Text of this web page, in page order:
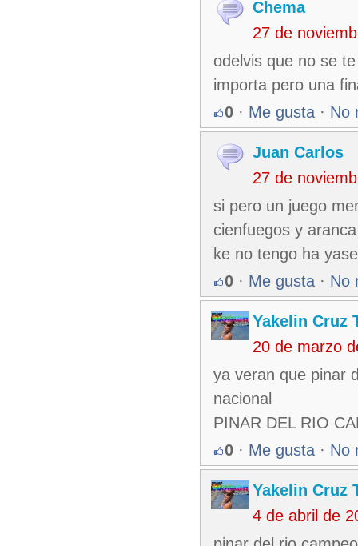
Chema
27 de
odelvis que no se
importa pero una
0 · Me gusta · No
Juan Carlos
27 de
si pero un juego
cienfuegos y
ke no tengo ha
0 · Me gusta · No
Yakelin Cruz
20 de marzo
ya veran que pinar
nacional
PINAR DEL RIO
0 · Me gusta · No
Yakelin Cruz
4 de abril de